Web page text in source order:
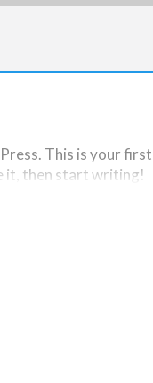
This is your first
it, then start writing!